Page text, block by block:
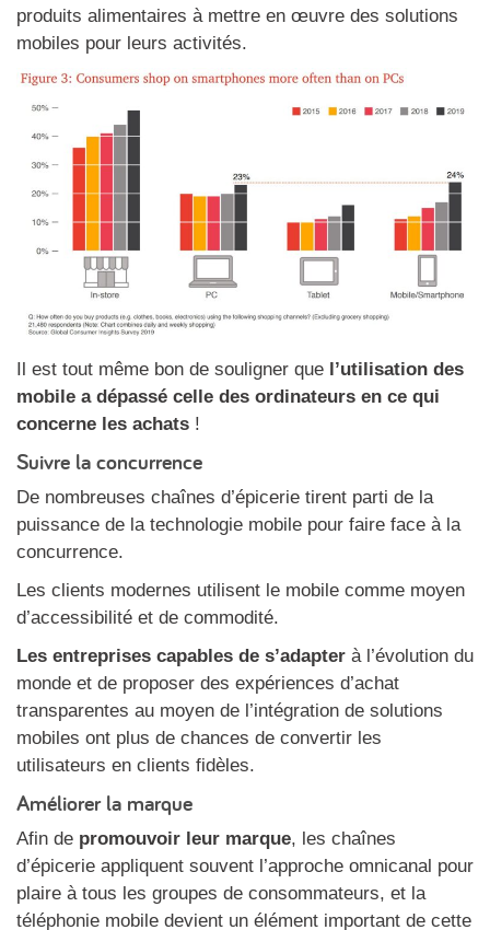
produits alimentaires à mettre en œuvre des solutions
mobiles pour leurs activités.
Il est tout même bon de souligner que l’utilisation des
mobile a dépassé celle des ordinateurs en ce qui
concerne les achats !
Suivre la concurrence
De nombreuses chaînes d’épicerie tirent parti de la
puissance de la technologie mobile pour faire face à la
concurrence.
Les clients modernes utilisent le mobile comme moyen
d’accessibilité et de commodité.
Les entreprises capables de s’adapter à l’évolution du
monde et de proposer des expériences d’achat
transparentes au moyen de l’intégration de solutions
mobiles ont plus de chances de convertir les
utilisateurs en clients fidèles.
Améliorer la marque
Afin de promouvoir leur marque, les chaînes
d’épicerie appliquent souvent l’approche omnicanal pour
plaire à tous les groupes de consommateurs, et la
téléphonie mobile devient un élément important de cette